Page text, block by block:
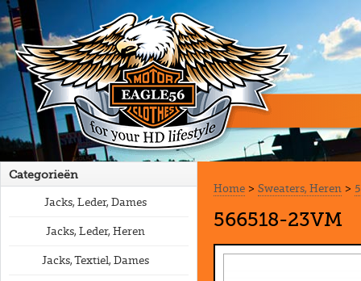
Categorieën
Jacks, Leder, Dames
Jacks, Leder, Heren
Jacks, Textiel, Dames
Home> Sweaters, Heren>
566518-23VM